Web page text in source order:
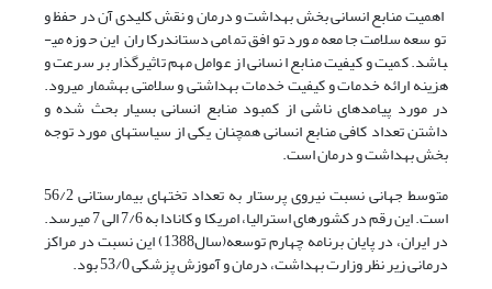
اهمیت منابع انسانی بخش بهداشت و درمان و نقش کلیدی آن در حفظ و
توسعه سلامت جامعه مورد توافق تمامی دست­اندرکاران این حوزه می­
باشد. کمیت و کیفیت منابع انسانی از عوامل مهم تاثیرگذار بر سرعت و
هزینه ارائه خدمات و کیفیت خدمات بهداشتی و سلامتی به­شمار می­رود.
در مورد پیامدهای ناشی از کمبود منابع انسانی بسیار بحث شده و
داشتن تعداد کافی منابع انسانی هم­چنان یکی از سیاست­های مورد توجه
بخش بهداشت و درمان است.
متوسط جهانی نسبت نیروی پرستار به تعداد تخت­های بیمارستانی 56/2
است. این رقم در کشورهای استرالیا، امریکا و کانادا به 7/6 الی 7 می­رسد.
در ایران، در پایان برنامه چهارم توسعه(سال1388) این نسبت در مراکز
درمانی زیر نظر وزارت بهداشت، درمان و آموزش پزشکی 53/0 بود.